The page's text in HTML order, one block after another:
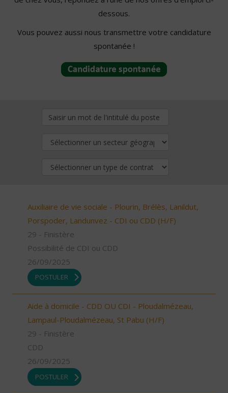
dessous.
Vous pouvez aussi nous transmettre votre candidature
spontanée !
Auxiliaire de vie sociale - Plourin, Brélès, Lanildut,
Porspoder, Landunvez - CDI ou CDD (H/F)
29 - Finistère
Possibilité de CDI ou CDD
26/09/2025
POSTULER
Aide à domicile - CDD OU CDI - Ploudalmézeau,
Lampaul-Ploudalmézeau, St Pabu (H/F)
29 - Finistère
CDD
26/09/2025
POSTULER